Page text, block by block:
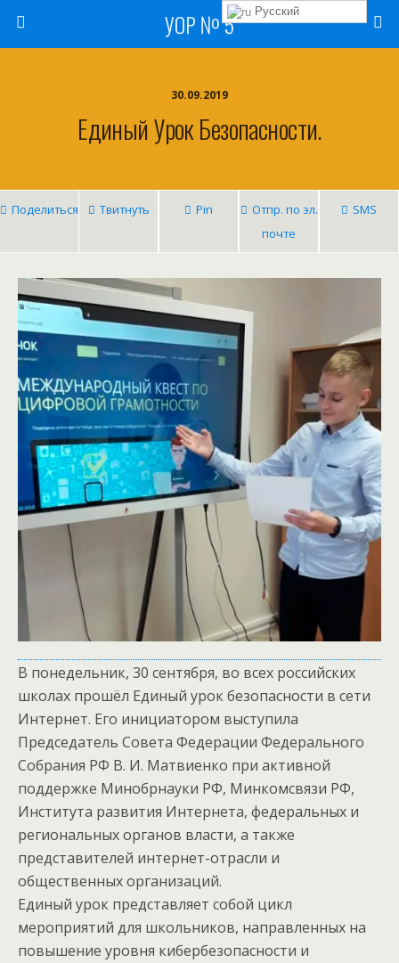
УОР № 5
30.09.2019
Единый Урок Безопасности.
Поделиться Твитнуть Pin
Отпр. по эл.
почте
SMS
В понедельник, 30 сентября, во всех российских
школах прошёл Единый урок безопасности в сети
Интернет. Его инициатором выступила
Председатель Совета Федерации Федерального
Собрания РФ В. И. Матвиенко при активной
поддержке Минобрнауки РФ, Минкомсвязи РФ,
Института развития Интернета, федеральных и
региональных органов власти, а также
представителей интернет-отрасли и
общественных организаций.
Единый урок представляет собой цикл
мероприятий для школьников, направленных на
повышение уровня кибербезопасности и
Русский